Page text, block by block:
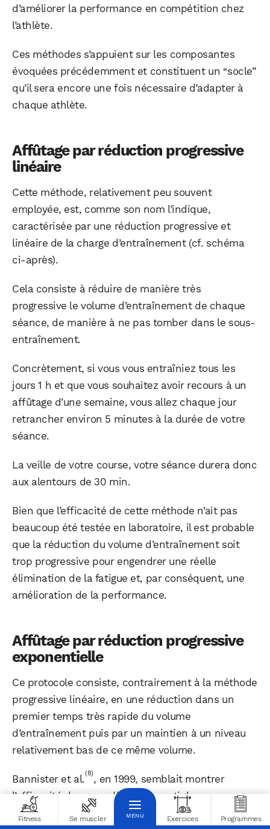
d’améliorer la performance en compétition chez
l’athlète.
Ces méthodes s’appuient sur les composantes
évoquées précédemment et constituent un “socle”
qu’il sera encore une fois nécessaire d’adapter à
chaque athlète.
Affûtage par réduction progressive
linéaire
Cette méthode, relativement peu souvent
employée, est, comme son nom l’indique,
caractérisée par une réduction progressive et
linéaire de la charge d’entraînement (cf. schéma
ci-après).
Cela consiste à réduire de manière très
progressive le volume d’entraînement de chaque
séance, de manière à ne pas tomber dans le sous-
entraînement.
Concrètement, si vous vous entraîniez tous les
jours 1 h et que vous souhaitez avoir recours à un
affûtage d’une semaine, vous allez chaque jour
retrancher environ 5 minutes à la durée de votre
séance.
La veille de votre course, votre séance durera donc
aux alentours de 30 min.
Bien que l’efficacité de cette méthode n’ait pas
beaucoup été testée en laboratoire, il est probable
que la réduction du volume d’entraînement soit
trop progressive pour engendrer une réelle
élimination de la fatigue et, par conséquent, une
amélioration de la performance.
Affûtage par réduction progressive
exponentielle
Ce protocole consiste, contrairement à la méthode
progressive linéaire, en une réduction dans un
premier temps très rapide du volume
d’entraînement puis par un maintien à un niveau
relativement bas de ce même volume.
Bannister et al.(8), en 1999, semblait montrer
l’efficacité de ce modèle exponentiel.
Une diminution très rapide du volume
Fitness Se muscler Exercices Programmes